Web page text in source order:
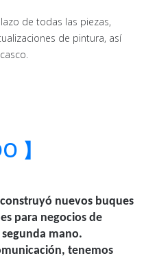
de todas las piezas,
de pintura, así
】
nuevos buques
para negocios de
mano.
tenemos